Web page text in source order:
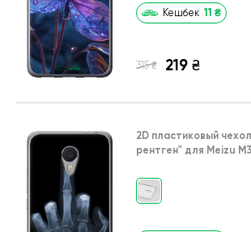
Кешбек 11 ₴
315 ₴ 219 ₴
2D пластиковый чехол
рентген" для Meizu